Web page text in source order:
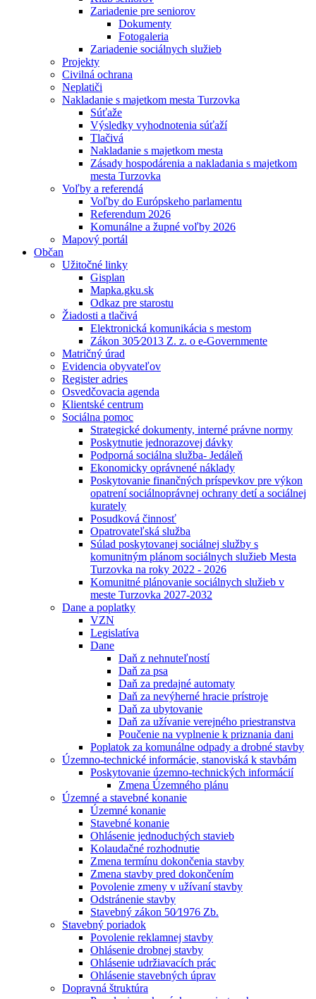
Zariadenie pre seniorov
Dokumenty
Fotogaleria
Zariadenie sociálnych služieb
Projekty
Civilná ochrana
Neplatiči
Nakladanie s majetkom mesta Turzovka
Súťaže
Výsledky vyhodnotenia súťaží
Tlačivá
Nakladanie s majetkom mesta
Zásady hospodárenia a nakladania s majetkom
mesta Turzovka
Voľby a referendá
Voľby do Európskeho parlamentu
Referendum 2026
Komunálne a župné voľby 2026
Mapový portál
Občan
Užitočné linky
Gisplan
Mapka.gku.sk
Odkaz pre starostu
Žiadosti a tlačivá
Elektronická komunikácia s mestom
Zákon 305⁄2013 Z. z. o e-Governmente
Matričný úrad
Evidencia obyvateľov
Register adries
Osvedčovacia agenda
Klientské centrum
Sociálna pomoc
Strategické dokumenty, interné právne normy
Poskytnutie jednorazovej dávky
Podporná sociálna služba- Jedáleň
Ekonomicky oprávnené náklady
Poskytovanie finančných príspevkov pre výkon
opatrení sociálnoprávnej ochrany detí a sociálnej
kurately
Posudková činnosť
Opatrovateľská služba
Súlad poskytovanej sociálnej služby s
komunitným plánom sociálnych služieb Mesta
Turzovka na roky 2022 - 2026
Komunitné plánovanie sociálnych služieb v
meste Turzovka 2027-2032
Dane a poplatky
VZN
Legislatíva
Dane
Daň z nehnuteľností
Daň za psa
Daň za predajné automaty
Daň za nevýherné hracie prístroje
Daň za ubytovanie
Daň za užívanie verejného priestranstva
Poučenie na vyplnenie k priznania dani
Poplatok za komunálne odpady a drobné stavby
Územno-technické informácie, stanoviská k stavbám
Poskytovanie územno-technických informácií
Zmena Územného plánu
Územné a stavebné konanie
Územné konanie
Stavebné konanie
Ohlásenie jednoduchých stavieb
Kolaudačné rozhodnutie
Zmena termínu dokončenia stavby
Zmena stavby pred dokončením
Povolenie zmeny v užívaní stavby
Odstránenie stavby
Stavebný zákon 50⁄1976 Zb.
Stavebný poriadok
Povolenie reklamnej stavby
Ohlásenie drobnej stavby
Ohlásenie udržiavacích prác
Ohlásenie stavebných úprav
Dopravná štruktúra